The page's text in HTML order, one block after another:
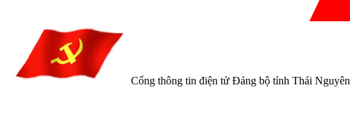
Cổng thông tin điện tử Đảng bộ tỉnh Thái Nguyên